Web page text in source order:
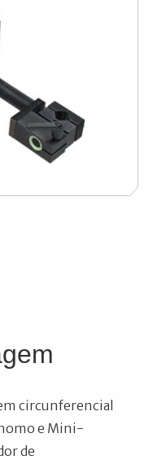
circunferencial
e Mini-
de